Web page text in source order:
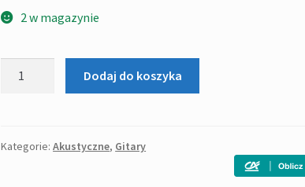
2 w magazynie
N
Dodaj do koszyka
Kategorie:Akustyczne, Gitary